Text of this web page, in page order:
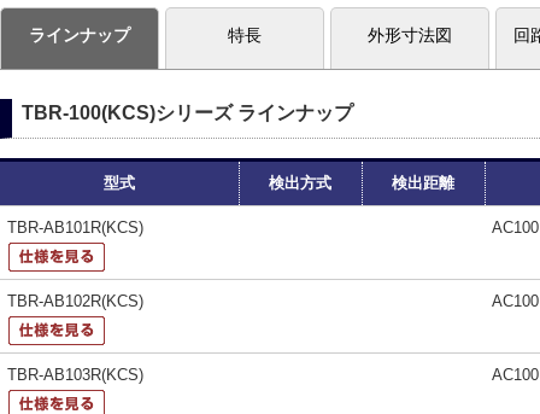
ラインナップ 特長 外形寸法図 回
TBR-100(KCS)シリーズ ラインナップ
型式 検出方式 検出距離
TBR-AB101R(KCS)
TBR-AB102R(KCS)
TBR-AB103R(KCS)